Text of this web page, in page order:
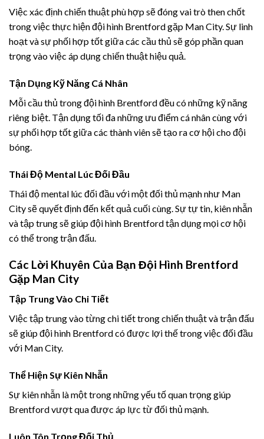
Việc xác định chiến thuật phù hợp sẽ đóng vai trò then chốt
trong việc thực hiện đội hình Brentford gặp Man City. Sự linh
hoạt và sự phối hợp tốt giữa các cầu thủ sẽ góp phần quan
trọng vào việc áp dụng chiến thuật hiệu quả.
Tận Dụng Kỹ Năng Cá Nhân
Mỗi cầu thủ trong đội hình Brentford đều có những kỹ năng
riêng biệt. Tận dụng tối đa những ưu điểm cá nhân cùng với
sự phối hợp tốt giữa các thành viên sẽ tạo ra cơ hội cho đội
bóng.
Thái Độ Mental Lúc Đối Đầu
Thái độ mental lúc đối đầu với một đối thủ mạnh như Man
City sẽ quyết định đến kết quả cuối cùng. Sự tự tin, kiên nhẫn
và tập trung sẽ giúp đội hình Brentford tận dụng mọi cơ hội
có thể trong trận đấu.
Các Lời Khuyên Của Bạn Đội Hình Brentford
Gặp Man City
Tập Trung Vào Chi Tiết
Việc tập trung vào từng chi tiết trong chiến thuật và trận đấu
sẽ giúp đội hình Brentford có được lợi thế trong việc đối đầu
với Man City.
Thể Hiện Sự Kiên Nhẫn
Sự kiên nhẫn là một trong những yếu tố quan trọng giúp
Brentford vượt qua được áp lực từ đối thủ mạnh.
Luôn Tôn Trọng Đối Thủ